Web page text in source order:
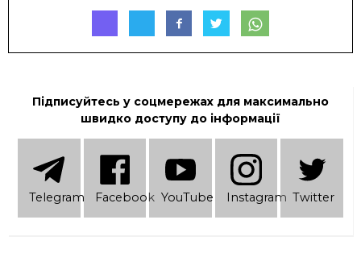
Підписуйтесь у соцмережах для максимально
швидко доступу до інформації
Telеgram Facebook YouTube Instagram Twitter